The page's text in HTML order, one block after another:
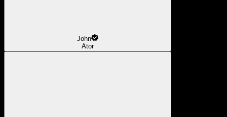
John
Ator